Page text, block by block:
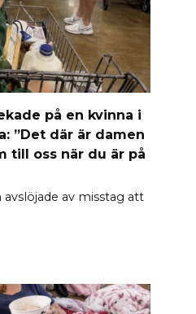
på en kvinna i
”Det där är damen
till oss när du är på
av misstag att